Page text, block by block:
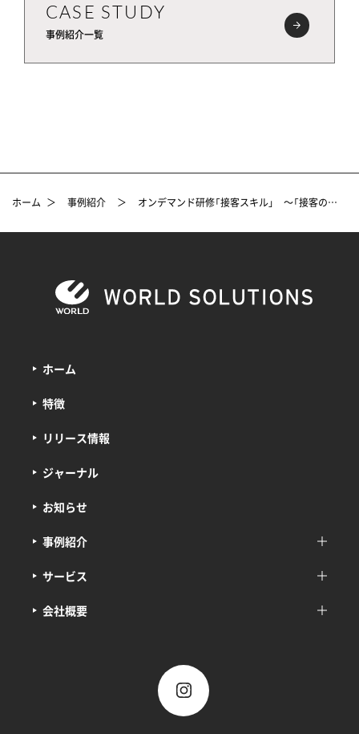
CASE STUDY
事例紹介一覧
ホーム ＞ 事例紹介 ＞ オンデマンド研修「接客スキル」 ～「接客の基本」ダイジェストのご紹介～
ホーム
特徴
サービス
事例紹介
会社概要
リリース情報
ジャーナル
お知らせ